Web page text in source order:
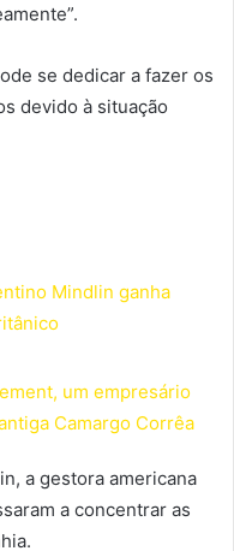
se dedicar a fazer os
devido à situação
Mindlin ganha
um empresário
Camargo Corrêa
a gestora americana
a concentrar as